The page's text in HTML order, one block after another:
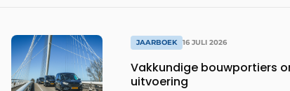
JAARBOEK 16 JULI 2026
Vakkundige bouwportiers
uitvoering